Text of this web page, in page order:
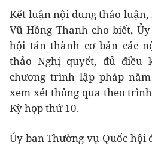
Kết luận nội dung thảo luận,
Vũ Hồng Thanh cho biết,
hội tán thành cơ bản các
thảo Nghị quyết, đủ điều
chương trình lập pháp
xem xét thông qua theo
Kỳ họp thứ 10.
Ủy ban Thường vụ Quốc hội